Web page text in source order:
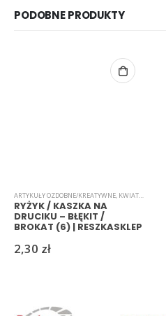
PODOBNE PRODUKTY
ARTYKUŁY OZDOBNE/KREATYWNE, KWIATKI
RYŻYK / KASZKA NA
DRUCIKU – BŁĘKIT /
BROKAT (6) | RESZKASKLEP
2,30 zł